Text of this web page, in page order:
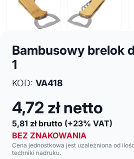
Bambusowy brelok
1
KOD: VA418
4,72 zł netto
5,81 zł brutto (+23% VAT)
BEZ ZNAKOWANIA
Cena jednostkowa jest uzależniona od
techniki nadruku.